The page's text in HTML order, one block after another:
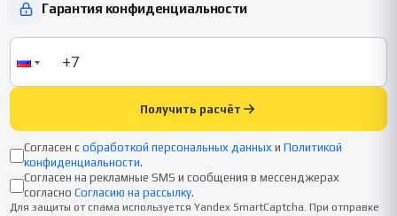
Гарантия конфиденциальности
Получить расчёт
Согласен с обработкой персональных данных и Политикой
конфиденциальности.
Согласен на рекламные SMS и сообщения в мессенджерах
согласно Согласию на рассылку.
Для защиты от спама используется Yandex SmartCaptcha. При отправке